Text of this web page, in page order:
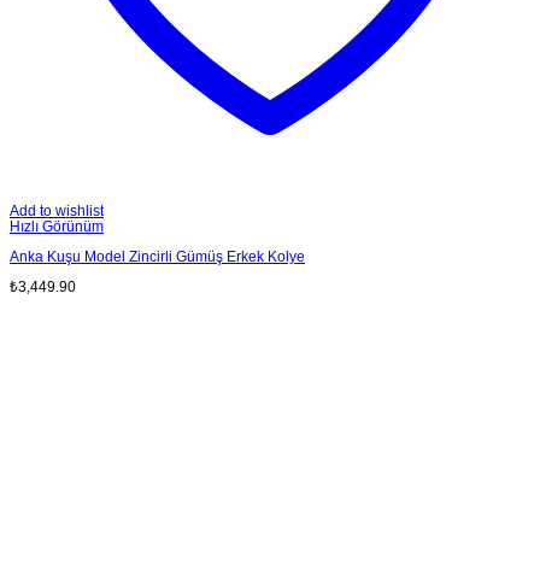
Add to wishlist
Hızlı Görünüm
Anka Kuşu Model Zincirli Gümüş Erkek Kolye
₺3,449.90